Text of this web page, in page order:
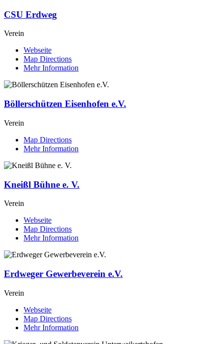
CSU Erdweg
Verein
Webseite
Map Directions
Mehr Information
Böllerschützen Eisenhofen e.V.
Verein
Map Directions
Mehr Information
Kneißl Bühne e. V.
Verein
Webseite
Map Directions
Mehr Information
Erdweger Gewerbeverein e.V.
Verein
Webseite
Map Directions
Mehr Information